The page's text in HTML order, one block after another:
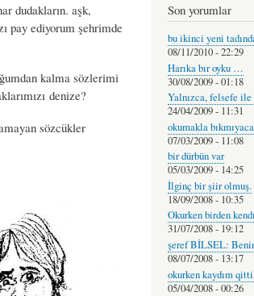
dudakların. aşk,
pay ediyorum şehrimde
kalma sözlerimi
denize?
sözcükler
Son yorumlar
bu ikinci yeni
08/11/2010 - 22:29
Harıka bır oyku …
30/08/2009 - 01:18
Yalnızca, felsefe
24/04/2009 - 11:31
okumakla
07/03/2009 - 11:08
bir dürbün var
05/03/2009 - 14:25
İlginç bir şiir olmuş.
18/09/2008 - 10:35
Okurken birden
31/07/2008 - 19:12
şeref BİLSEL:
08/07/2008 - 13:17
okurken kaydım
05/04/2008 - 00:26